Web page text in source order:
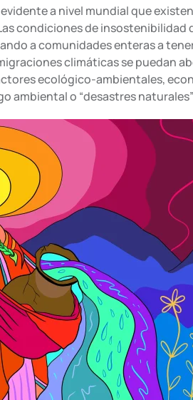
evidente a nivel mundial que
condiciones de
a comunidades enteras a
climáticas se puedan
ecológico-ambientales,
ambiental o “desastres